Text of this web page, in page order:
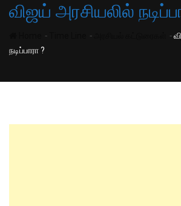
விஜய் அரசியலில்
- - -
நடிப்பாரா ?